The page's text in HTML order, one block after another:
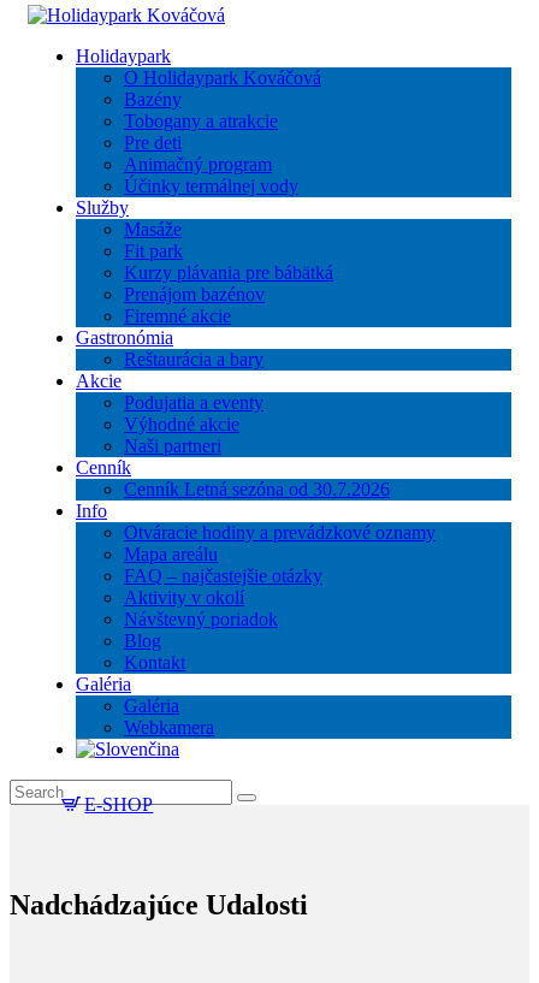
Holidaypark
O Holidaypark Kováčová
Bazény
Tobogany a atrakcie
Pre deti
Animačný program
Účinky termálnej vody
Služby
Masáže
Fit park
Kurzy plávania pre bábätká
Prenájom bazénov
Firemné akcie
Gastronómia
Reštaurácia a bary
Akcie
Podujatia a eventy
Výhodné akcie
Naši partneri
Cenník
Cenník Letná sezóna od 30.7.2026
Info
Otváracie hodiny a prevádzkové oznamy
Mapa areálu
FAQ – najčastejšie otázky
Aktivity v okolí
Návštevný poriadok
Blog
Kontakt
Galéria
Galéria
Webkamera
E-SHOP
Nadchádzajúce Udalosti